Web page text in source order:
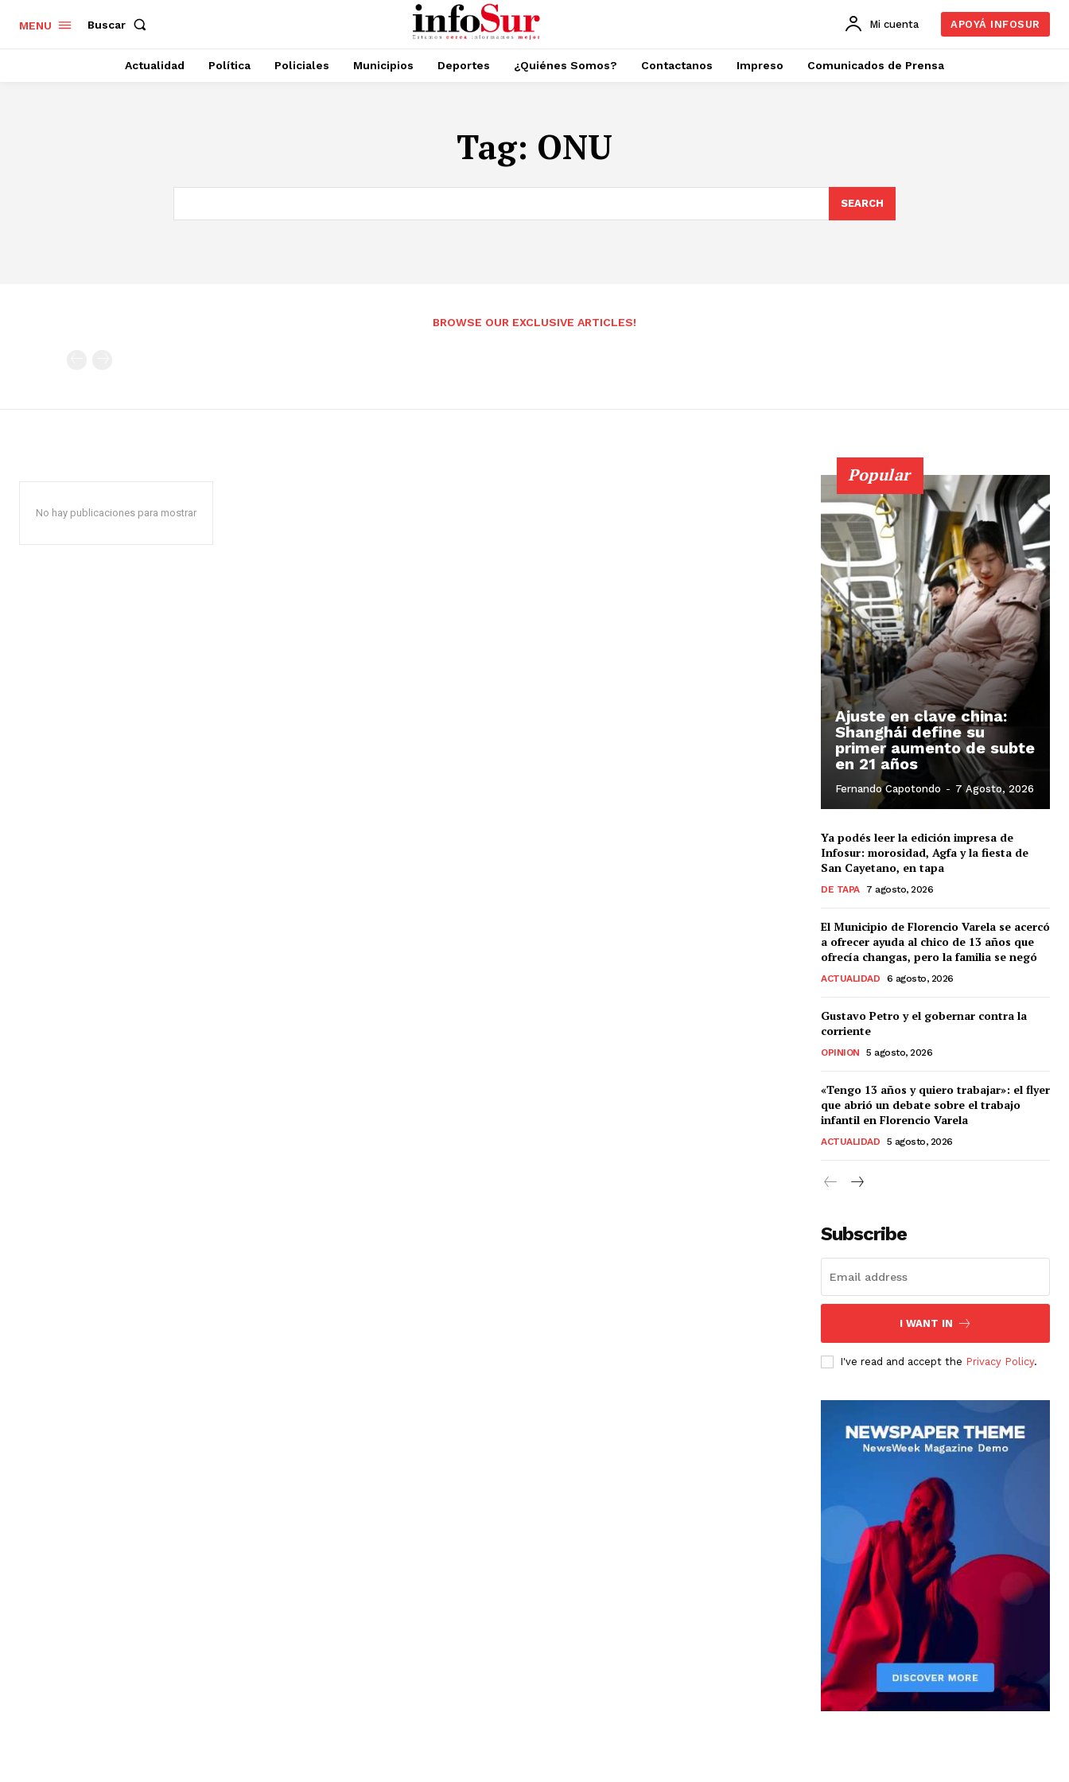
MENU Buscar Mi cuenta APOYÁ INFOSUR
Actualidad Política Policiales Municipios Deportes ¿Quiénes Somos? Contactanos Impreso Comunicados de Prensa
Tag: ONU
SEARCH
BROWSE OUR EXCLUSIVE ARTICLES!
No hay publicaciones para mostrar
Popular
Ajuste en clave china:
Shanghái define su
primer aumento de subte
en 21 años
Fernando Capotondo - 7 Agosto, 2026
Ya podés leer la edición impresa de
Infosur: morosidad, Agfa y la fiesta de
San Cayetano, en tapa
DE TAPA 7 agosto, 2026
El Municipio de Florencio Varela se acercó
a ofrecer ayuda al chico de 13 años que
ofrecía changas, pero la familia se negó
ACTUALIDAD 6 agosto, 2026
Gustavo Petro y el gobernar contra la
corriente
OPINION 5 agosto, 2026
«Tengo 13 años y quiero trabajar»: el flyer
que abrió un debate sobre el trabajo
infantil en Florencio Varela
ACTUALIDAD 5 agosto, 2026
Subscribe
I WANT IN
I've read and accept the Privacy Policy.